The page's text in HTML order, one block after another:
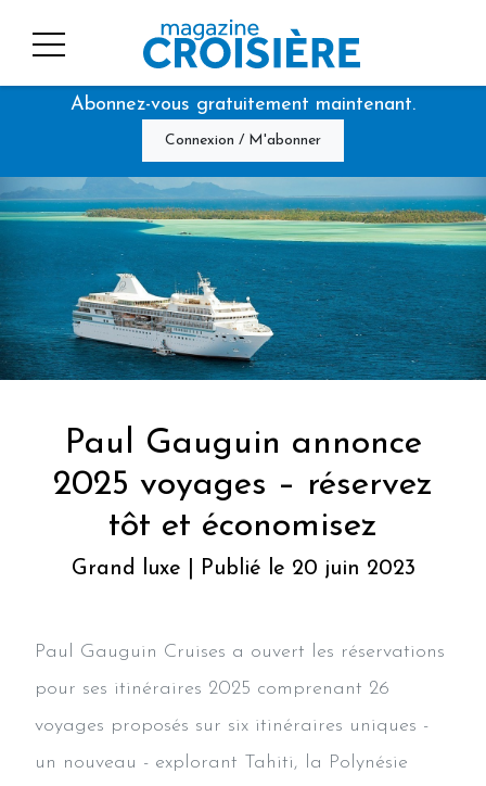
Abonnez-vous gratuitement maintenant.
Connexion / M'abonner
Paul Gauguin annonce
2025 voyages – réservez
tôt et économisez
Grand luxe | Publié le 20 juin 2023
Paul Gauguin Cruises a ouvert les réservations
pour ses itinéraires 2025 comprenant 26
voyages proposés sur six itinéraires uniques -
un nouveau - explorant Tahiti, la Polynésie